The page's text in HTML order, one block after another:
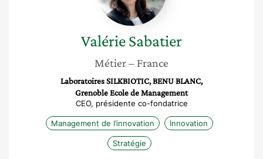
ValérieSabatier
Métier– France
Laboratoires SILKBIOTIC, BENU BLANC,
Grenoble Ecole de Management
CEO, présidente co-fondatrice
Management de l’innovation Innovation
Stratégie